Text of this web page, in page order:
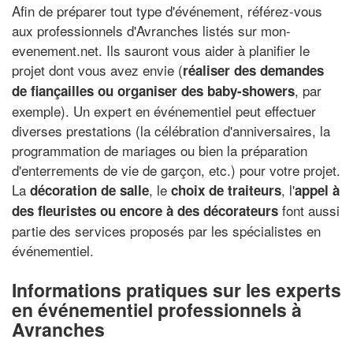
Afin de préparer tout type d'événement, référez-vous
aux professionnels d'Avranches listés sur mon-
evenement.net. Ils sauront vous aider à planifier le
projet dont vous avez envie (réaliser des demandes
de fiançailles ou organiser des baby-showers, par
exemple). Un expert en événementiel peut effectuer
diverses prestations (la célébration d'anniversaires, la
programmation de mariages ou bien la préparation
d'enterrements de vie de garçon, etc.) pour votre projet.
La décoration de salle, le choix de traiteurs, l'appel à
des fleuristes ou encore à des décorateurs font aussi
partie des services proposés par les spécialistes en
événementiel.
Informations pratiques sur les experts
en événementiel professionnels à
Avranches